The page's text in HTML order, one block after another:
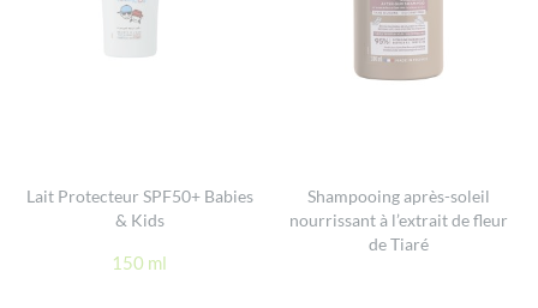
Lait Protecteur SPF50+ Babies
& Kids
150 ml
Shampooing après-soleil
nourrissant à l’extrait de fleur
de Tiaré